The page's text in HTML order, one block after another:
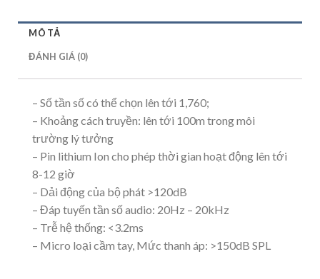
MÔ TẢ
ĐÁNH GIÁ (0)
– Số tần số có thể chọn lên tới 1,760;
– Khoảng cách truyền: lên tới 100m trong môi
trường lý tưởng
– Pin lithium Ion cho phép thời gian hoạt động lên tới
8-12 giờ
– Dải động của bộ phát >120dB
– Đáp tuyến tần số audio: 20Hz – 20kHz
– Trễ hệ thống: <3.2ms
– Micro loại cầm tay, Mức thanh áp: >150dB SPL